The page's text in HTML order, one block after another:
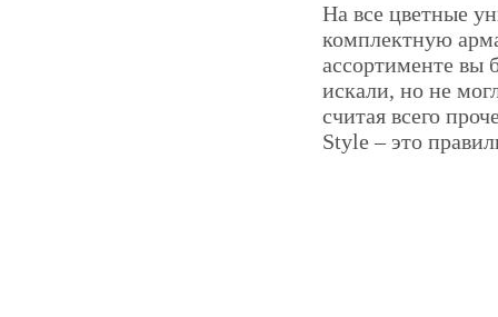
На все цветные
комплектную
ассортименте вы
искали, но не
считая всего
Style – это